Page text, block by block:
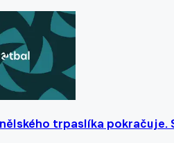
trpaslíka pokračuje.